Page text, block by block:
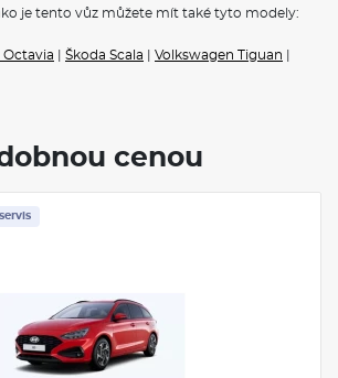
je tento vůz můžete mít také tyto modely:
Octavia Škoda Scala Volkswagen Tiguan
cenou